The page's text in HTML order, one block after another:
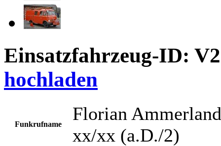
Einsatzfahrzeug-ID:
hochladen
Funkrufname
Florian Ammerland
xx/xx (a.D./2)